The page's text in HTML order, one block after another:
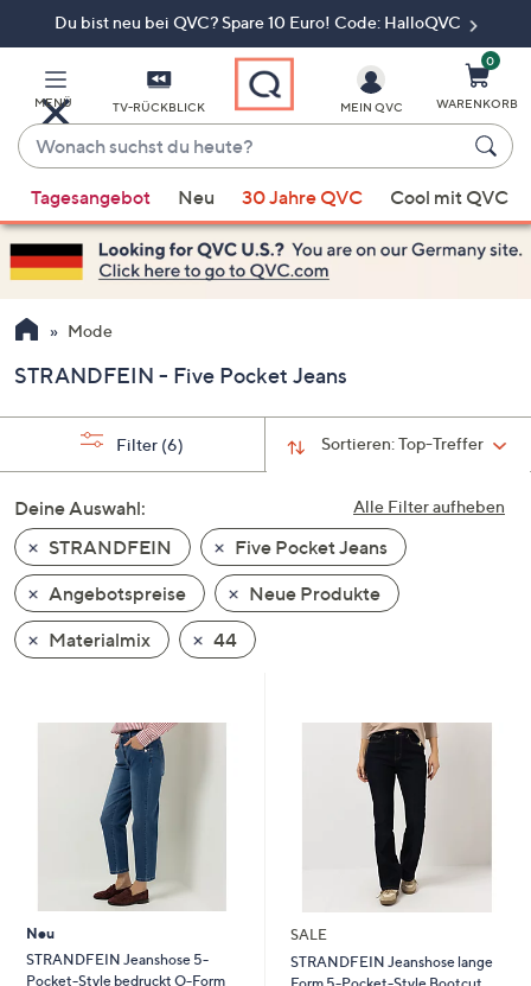
Du bist neu bei QVC? Spare 10 Euro! Code: HalloQVC
MENÜ TV-RÜCKBLICK
Wonach
suchst
du
heute?
Vorschläge
verfügbar
sind,
verwenden
Sie
Pfeiltasten
nach
und
nach
unten
oder
wischen
Sie
auf
nach
anzuzeigen.
MEIN QVC
0
WARENKORB
Tagesangebot Neu 30 Jahre QVC Cool mit QVC
Mode
STRANDFEIN - Five Pocket Jeans
Sortieren:Top-Treffer
Filter (6)
Alle Filter aufheben
Deine Auswahl:
STRANDFEIN
Five Pocket Jeans
Angebotspreise
Neue Produkte
Materialmix
44
Neu
STRANDFEIN Jeanshose 5-
Pocket-Style bedruckt O-Form
SALE
STRANDFEIN Jeanshose lange